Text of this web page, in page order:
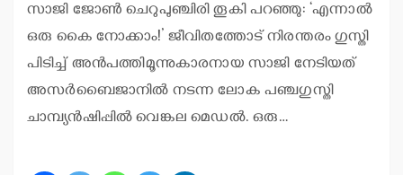
സാജി ജോണ്‍ ചെറുപുഞ്ചിരി തൂകി പറഞ്ഞു: ‘എന്നാല്‍
ഒരു കൈ നോക്കാം!’ ജീവിതത്തോട് നിരന്തരം ഗുസ്തി
പിടിച്ച് അന്‍പത്തിമൂന്നുകാരനായ സാജി നേടിയത്
അസര്‍ബൈജാനില്‍ നടന്ന ലോക പഞ്ചഗുസ്തി
ചാമ്പ്യന്‍ഷിപ്പില്‍ വെങ്കല മെഡല്‍. ഒരു…